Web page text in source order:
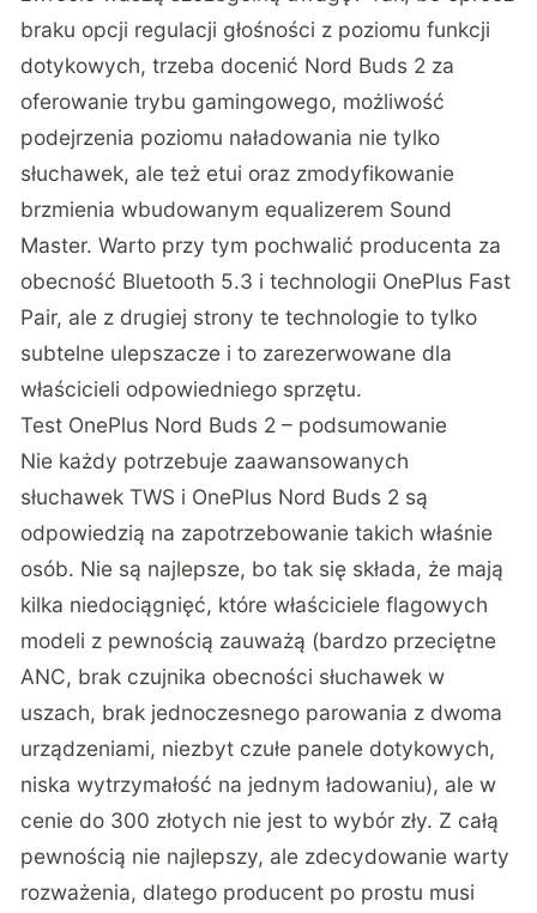
braku opcji regulacji głośności z poziomu funkcji
dotykowych, trzeba docenić Nord Buds 2 za
oferowanie trybu gamingowego, możliwość
podejrzenia poziomu naładowania nie tylko
słuchawek, ale też etui oraz zmodyfikowanie
brzmienia wbudowanym equalizerem Sound
Master. Warto przy tym pochwalić producenta za
obecność Bluetooth 5.3 i technologii OnePlus Fast
Pair, ale z drugiej strony te technologie to tylko
subtelne ulepszacze i to zarezerwowane dla
właścicieli odpowiedniego sprzętu.
Test OnePlus Nord Buds 2 – podsumowanie
Nie każdy potrzebuje zaawansowanych
słuchawek TWS i OnePlus Nord Buds 2 są
odpowiedzią na zapotrzebowanie takich właśnie
osób. Nie są najlepsze, bo tak się składa, że mają
kilka niedociągnięć, które właściciele flagowych
modeli z pewnością zauważą (bardzo przeciętne
ANC, brak czujnika obecności słuchawek w
uszach, brak jednoczesnego parowania z dwoma
urządzeniami, niezbyt czułe panele dotykowych,
niska wytrzymałość na jednym ładowaniu), ale w
cenie do 300 złotych nie jest to wybór zły. Z całą
pewnością nie najlepszy, ale zdecydowanie warty
rozważenia, dlatego producent po prostu musi